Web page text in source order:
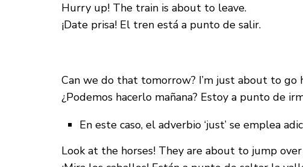
Hurry up! The train is about to leave.
¡Date prisa! El tren está a punto de salir.
Can we do that tomorrow? I’m just about to go
¿Podemos hacerlo mañana? Estoy a punto de
En este caso, el adverbio ‘just’ se emplea
Look at the horses! They are about to jump